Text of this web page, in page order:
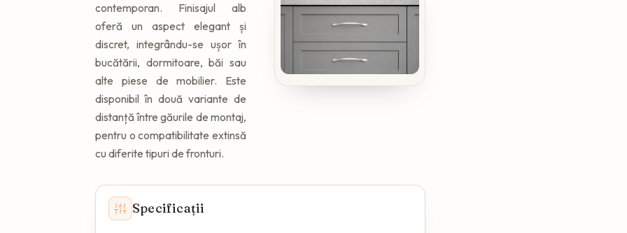
contemporan. Finisajul alb
oferă un aspect elegant și
discret, integrându-se ușor în
bucătării, dormitoare, băi sau
alte piese de mobilier. Este
disponibil în două variante de
distanță între găurile de montaj,
pentru o compatibilitate extinsă
cu diferite tipuri de fronturi.
Specificații